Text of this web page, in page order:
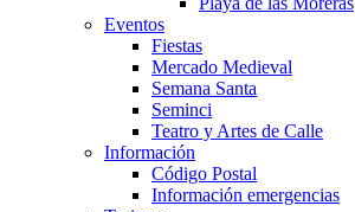
Eventos
Fiestas
Mercado Medieval
Semana Santa
Seminci
Teatro y Artes de Calle
Información
Código Postal
Información emergencias